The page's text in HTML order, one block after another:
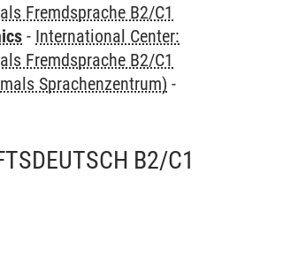
Fremdsprache B2/C1
- International Center:
Fremdsprache B2/C1
Sprachenzentrum) -
B2/C1